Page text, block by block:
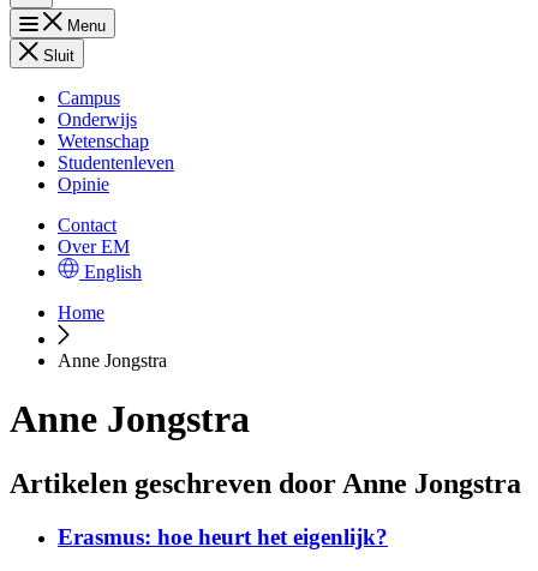
Menu
Sluit
Campus
Onderwijs
Wetenschap
Studentenleven
Opinie
Contact
Over EM
English
Home
Anne Jongstra
Anne Jongstra
Artikelen geschreven door Anne Jongstra
Erasmus: hoe heurt het eigenlijk?